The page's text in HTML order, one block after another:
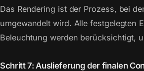
Das Rendering ist der Prozess, bei
umgewandelt wird. Alle festgelegten
Beleuchtung werden berücksichtigt,
Schritt 7: Auslieferung der finalen